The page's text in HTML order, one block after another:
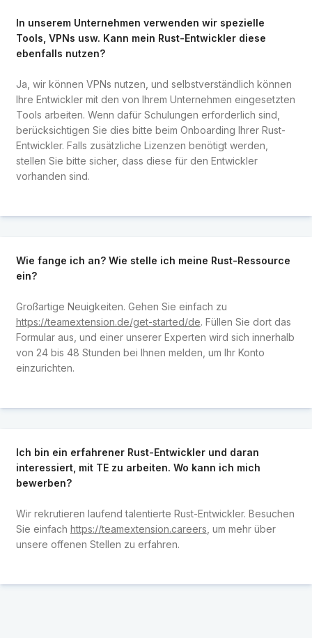
In unserem Unternehmen verwenden wir spezielle
Tools, VPNs usw. Kann mein Rust-Entwickler diese
ebenfalls nutzen?
Ja, wir können VPNs nutzen, und selbstverständlich können
Ihre Entwickler mit den von Ihrem Unternehmen eingesetzten
Tools arbeiten. Wenn dafür Schulungen erforderlich sind,
berücksichtigen Sie dies bitte beim Onboarding Ihrer Rust-
Entwickler. Falls zusätzliche Lizenzen benötigt werden,
stellen Sie bitte sicher, dass diese für den Entwickler
vorhanden sind.
Wie fange ich an? Wie stelle ich meine Rust-Ressource
ein?
Großartige Neuigkeiten. Gehen Sie einfach zu
https://teamextension.de/get-started/de. Füllen Sie dort das
Formular aus, und einer unserer Experten wird sich innerhalb
von 24 bis 48 Stunden bei Ihnen melden, um Ihr Konto
einzurichten.
Ich bin ein erfahrener Rust-Entwickler und daran
interessiert, mit TE zu arbeiten. Wo kann ich mich
bewerben?
Wir rekrutieren laufend talentierte Rust-Entwickler. Besuchen
Sie einfach https://teamextension.careers , um mehr über
unsere offenen Stellen zu erfahren.